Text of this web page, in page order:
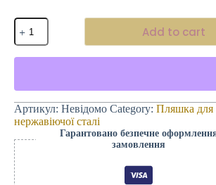
Пляшка
для
води
з
-
Вічна
Чорногорія
Рука
(біла/
чорна)
quantity
Add to cart
Артикул: Невідомо Category: Пляшка для
нержавіючої сталі
Гарантовано безпечне
замовлення